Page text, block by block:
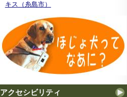
キス（糸島市）
アクセシビリティ